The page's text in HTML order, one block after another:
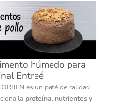
húmedo para
Entreé
es un paté de calidad
la proteína, nutrientes y